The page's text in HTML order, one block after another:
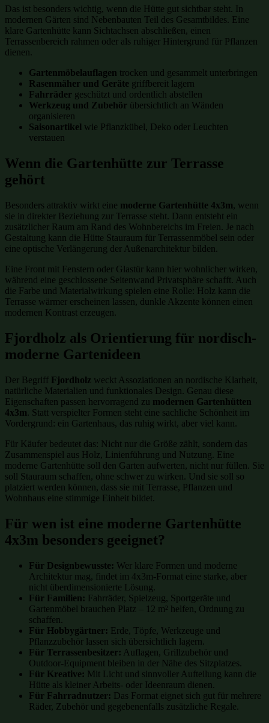
Das ist besonders wichtig, wenn die Hütte gut sichtbar steht. In
modernen Gärten sind Nebenbauten Teil des Gesamtbildes. Eine
klare Gartenhütte kann Sichtachsen abschließen, einen
Terrassenbereich rahmen oder als ruhiger Hintergrund für Pflanzen
dienen.
Gartenmöbelauflagen trocken und gesammelt unterbringen
Rasenmäher und Geräte griffbereit lagern
Fahrräder geschützt und ordentlich abstellen
Werkzeug und Zubehör übersichtlich an Wänden
organisieren
Saisonartikel wie Pflanzkübel, Deko oder Leuchten
verstauen
Wenn die Gartenhütte zur Terrasse
gehört
Besonders attraktiv wirkt eine moderne Gartenhütte 4x3m, wenn
sie in direkter Beziehung zur Terrasse steht. Dann entsteht ein
zusätzlicher Raum am Rand des Wohnbereichs im Freien. Je nach
Gestaltung kann die Hütte Stauraum für Terrassenmöbel sein oder
eine optische Verlängerung der Außenarchitektur bilden.
Eine Front mit Fenstern oder Glastür kann hier wohnlicher wirken,
während eine geschlossene Seitenwand Privatsphäre schafft. Auch
die Farbe und Materialwirkung spielen eine Rolle: Holz kann die
Terrasse wärmer erscheinen lassen, dunkle Akzente können einen
modernen Kontrast erzeugen.
Fjordholz als Orientierung für nordisch-
moderne Gartenideen
Der Begriff Fjordholz weckt Assoziationen an nordische Klarheit,
natürliche Materialien und funktionales Design. Genau diese
Eigenschaften passen hervorragend zu modernen Gartenhütten
4x3m. Statt verspielter Formen steht eine sachliche Schönheit im
Vordergrund: ein Gartenhaus, das ruhig wirkt, aber viel kann.
Für Käufer bedeutet das: Nicht nur die Größe zählt, sondern das
Zusammenspiel aus Holz, Linienführung und Nutzung. Eine
moderne Gartenhütte soll den Garten aufwerten, nicht nur füllen. Sie
soll Stauraum schaffen, ohne schwer zu wirken. Und sie soll so
platziert werden können, dass sie mit Terrasse, Pflanzen und
Wohnhaus eine stimmige Einheit bildet.
Für wen ist eine moderne Gartenhütte
4x3m besonders geeignet?
Für Designbewusste: Wer klare Formen und moderne
Architektur mag, findet im 4x3m-Format eine starke, aber
nicht überdimensionierte Lösung.
Für Familien: Fahrräder, Spielzeug, Sportgeräte und
Gartenmöbel brauchen Platz – 12 m² helfen, Ordnung zu
schaffen.
Für Hobbygärtner: Erde, Töpfe, Werkzeuge und
Pflanzzubehör lassen sich übersichtlich lagern.
Für Terrassenbesitzer: Auflagen, Grillzubehör und
Outdoor-Equipment bleiben in der Nähe des Sitzplatzes.
Für Kreative: Mit Licht und sinnvoller Aufteilung kann die
Hütte als kleiner Arbeits- oder Ideenraum dienen.
Für Fahrradnutzer: Das Format eignet sich gut für mehrere
Räder, Zubehör und gegebenenfalls zusätzliche Regale.